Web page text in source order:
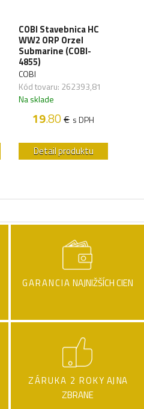
COBI Stavebnica HC
WW2 ORP Orzel
Submarine (COBI-
4855)
COBI
Kód tovaru: 262393,81
Na sklade
19.80€ s DPH
Detail produktu
GARANCIA NAJNIŽŠÍCH CIEN
ZÁRUKA 2 ROKY AJ NA
ZBRANE